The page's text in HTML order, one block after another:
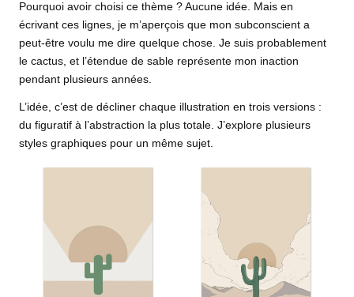
Pourquoi avoir choisi ce thème ? Aucune idée. Mais en
écrivant ces lignes, je m’aperçois que mon subconscient a
peut-être voulu me dire quelque chose. Je suis probablement
le cactus, et l’étendue de sable représente mon inaction
pendant plusieurs années.
L’idée, c’est de décliner chaque illustration en trois versions :
du figuratif à l’abstraction la plus totale. J’explore plusieurs
styles graphiques pour un même sujet.